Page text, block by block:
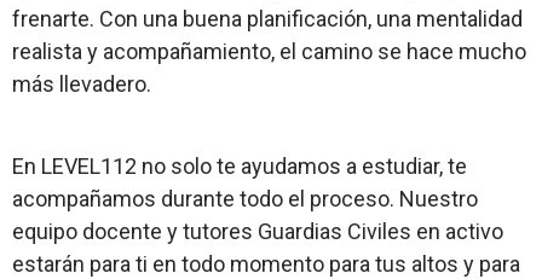
frenarte. Con una buena planificación, una mentalidad
realista y acompañamiento, el camino se hace mucho
más llevadero.
En LEVEL112 no solo te ayudamos a estudiar, te
acompañamos durante todo el proceso. Nuestro
equipo docente y tutores Guardias Civiles en activo
estarán para ti en todo momento para tus altos y para